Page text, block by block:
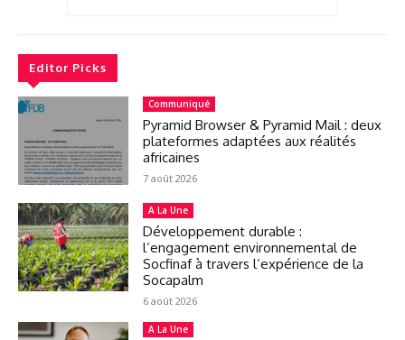
Editor Picks
Communiqué
Pyramid Browser & Pyramid Mail : deux
plateformes adaptées aux réalités
africaines
7 août 2026
A La Une
Développement durable :
l’engagement environnemental de
Socfinaf à travers l’expérience de la
Socapalm
6 août 2026
A La Une